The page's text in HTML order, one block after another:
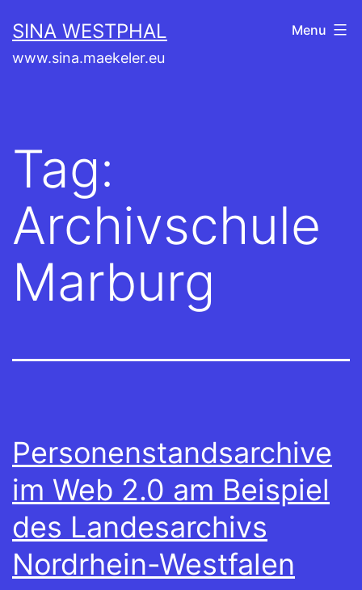
to
content
SINA WESTPHAL
www.sina.maekeler.eu
Menu
Tag:
Archivschule
Marburg
Personenstandsarchive
im Web 2.0 am Beispiel
des Landesarchivs
Nordrhein-Westfalen